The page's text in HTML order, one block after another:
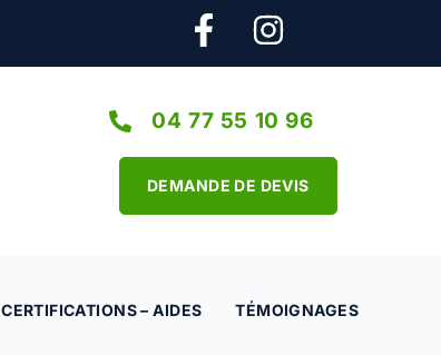
04 77 55 10 96
DEMANDE DE DEVIS
CERTIFICATIONS – AIDES TÉMOIGNAGES